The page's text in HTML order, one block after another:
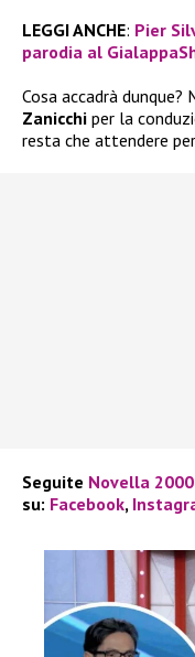
LEGGI ANCHE: Pier
parodia al
Cosa accadrà dunque?
Zanicchi per la
resta che attendere
Seguite Novella 2000
su: Facebook,